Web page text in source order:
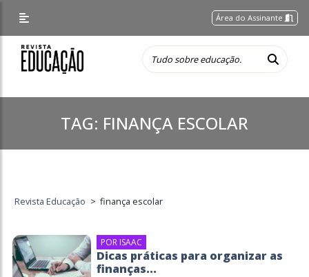
Área do Assinante
TAG: FINANÇA ESCOLAR
Revista Educação > finança escolar
POR ISAAC
Dicas práticas para organizar as
finanças...